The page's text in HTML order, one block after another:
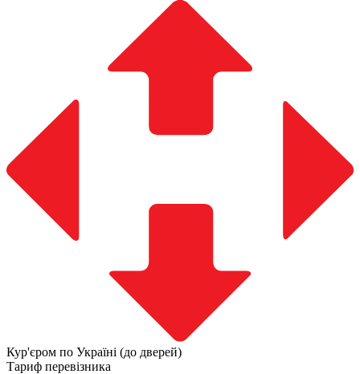
Кур'єром по Україні (до дверей)
Тариф перевізника